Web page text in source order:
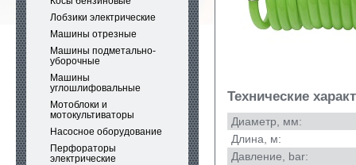
Лобзики электрические
Машины отрезные
Машины подметально-
уборочные
Машины
углошлифовальные
Мотоблоки и
мотокультиваторы
Насосное оборудование
Перфораторы
электрические
Технические
Диаметр, мм:
Длина, м:
Давление, bar: